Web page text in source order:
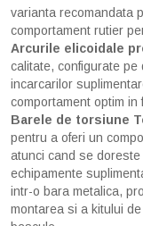
varianta recomandata
comportament rutier
Arcurile elicoidale
calitate, configurate
incarcarilor
comportament optim in
Barele de torsiune
pentru a oferi un
atunci cand se
echipamente
intr-o bara metalica,
montarea si a kitului